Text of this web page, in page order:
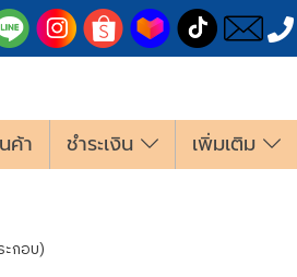
ค้า ชำระเงิน เพิ่มเติม
ะกอบ)